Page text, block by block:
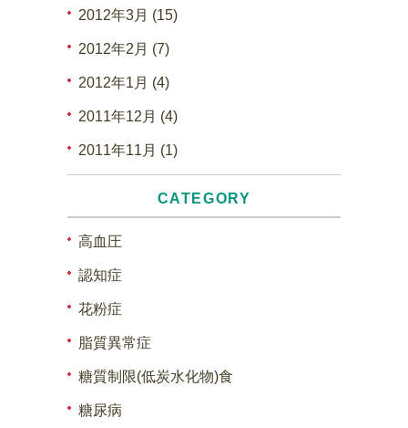
2012年3月 (15)
2012年2月 (7)
2012年1月 (4)
2011年12月 (4)
2011年11月 (1)
CATEGORY
高血圧
認知症
花粉症
脂質異常症
糖質制限(低炭水化物)食
糖尿病